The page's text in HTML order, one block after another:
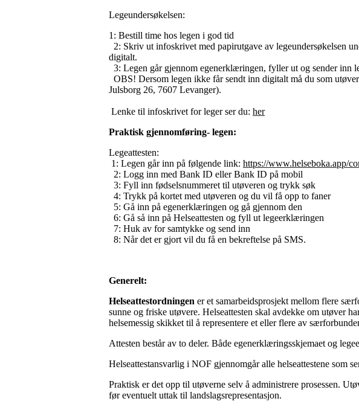
Legeundersøkelsen:
1: Bestill time hos legen i god tid
2: Skriv ut infoskrivet med papirutgave av legeundersøkelsen
digitalt.
3: Legen går gjennom egenerklæringen, fyller ut og sender inn
OBS! Dersom legen ikke får sendt inn digitalt må du som
Julsborg 26, 7607 Levanger).
Lenke til infoskrivet for leger ser du: her
Praktisk gjennomføring- legen:
Legeattesten:
1: Legen går inn på følgende link: https://www.helseboka.app/
2: Logg inn med Bank ID eller Bank ID på mobil
3: Fyll inn fødselsnummeret til utøveren og trykk søk
4: Trykk på kortet med utøveren og du vil få opp to faner
5: Gå inn på egenerklæringen og gå gjennom den
6: Gå så inn på Helseattesten og fyll ut legeerklæringen
7: Huk av for samtykke og send inn
8: Når det er gjort vil du få en bekreftelse på SMS.
Generelt:
Helseattestordningen er et samarbeidsprosjekt mellom flere
sunne og friske utøvere. Helseattesten skal avdekke om utøver
helsemessig skikket til å representere et eller flere av
Attesten består av to deler. Både egenerklæringsskjemaet og
Helseattestansvarlig i NOF gjennomgår alle helseattestene som
Praktisk er det opp til utøverne selv å administrere prosessen.
før eventuelt uttak til landslagsrepresentasjon.